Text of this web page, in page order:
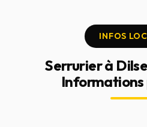
INFOS
Serrurier à